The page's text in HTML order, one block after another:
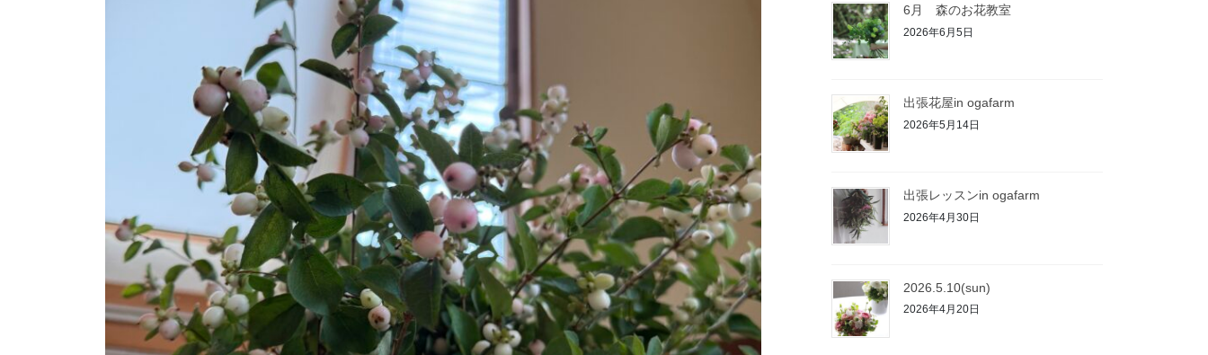
6月 森のお花教室
2026年6月5日
出張花屋in ogafarm
2026年5月14日
出張レッスンin ogafarm
2026年4月30日
2026.5.10(sun)
2026年4月20日